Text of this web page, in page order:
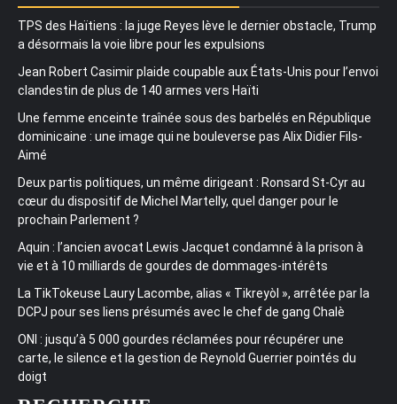
TPS des Haïtiens : la juge Reyes lève le dernier obstacle, Trump
a désormais la voie libre pour les expulsions
Jean Robert Casimir plaide coupable aux États-Unis pour l’envoi
clandestin de plus de 140 armes vers Haïti
Une femme enceinte traînée sous des barbelés en République
dominicaine : une image qui ne bouleverse pas Alix Didier Fils-
Aimé
Deux partis politiques, un même dirigeant : Ronsard St-Cyr au
cœur du dispositif de Michel Martelly, quel danger pour le
prochain Parlement ?
Aquin : l’ancien avocat Lewis Jacquet condamné à la prison à
vie et à 10 milliards de gourdes de dommages-intérêts
La TikTokeuse Laury Lacombe, alias « Tikreyòl », arrêtée par la
DCPJ pour ses liens présumés avec le chef de gang Chalè
ONI : jusqu’à 5 000 gourdes réclamées pour récupérer une
carte, le silence et la gestion de Reynold Guerrier pointés du
doigt